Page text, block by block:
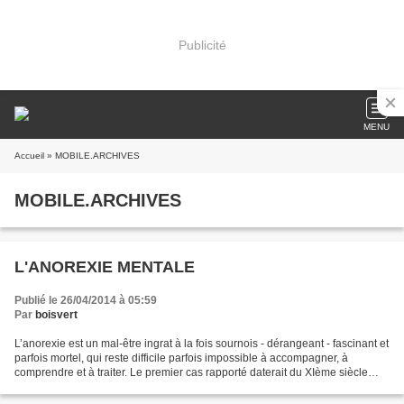
Publicité
MENU
Accueil » MOBILE.ARCHIVES
MOBILE.ARCHIVES
L'ANOREXIE MENTALE
Publié le 26/04/2014 à 05:59
Par boisvert
L’anorexie est un mal-être ingrat à la fois sournois - dérangeant - fascinant et
parfois mortel, qui reste difficile parfois impossible à accompagner, à
comprendre et à traiter. Le premier cas rapporté daterait du XIème siècle